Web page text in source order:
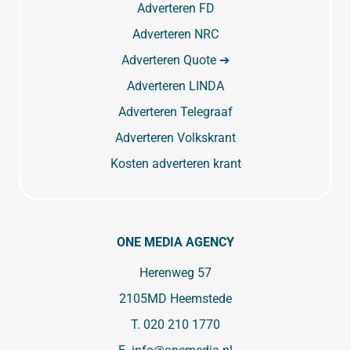
Adverteren FD
Adverteren NRC
Adverteren Quote ➔
Adverteren LINDA
Adverteren Telegraaf
Adverteren Volkskrant
Kosten adverteren krant
ONE MEDIA AGENCY
Herenweg 57
2105MD Heemstede
T. 020 210 1770